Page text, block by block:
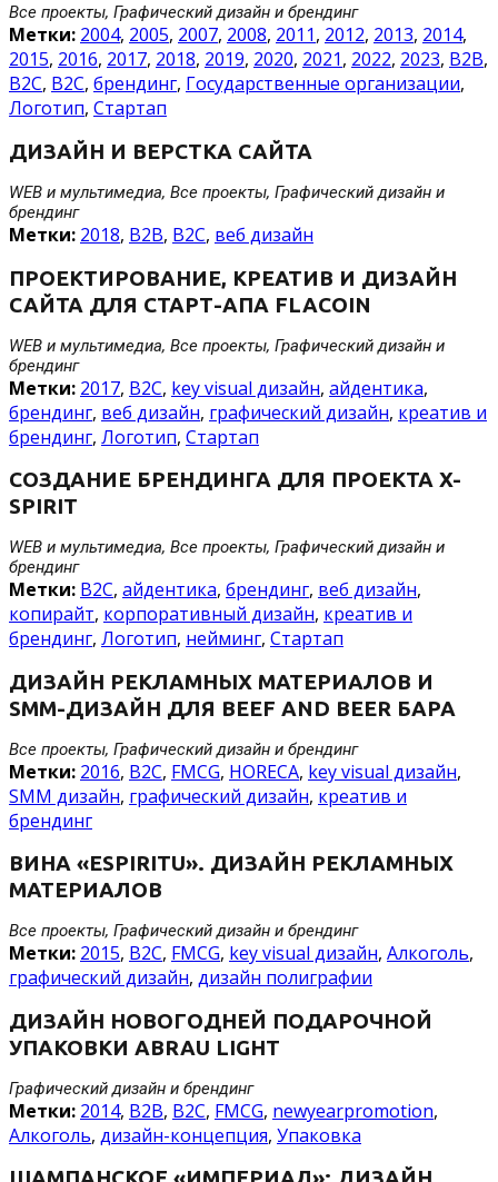
Все проекты, Графический дизайн и брендинг
Метки: 2004, 2005, 2007, 2008, 2011, 2012, 2013, 2014,
2015, 2016, 2017, 2018, 2019, 2020, 2021, 2022, 2023, B2B,
B2C, B2С, брендинг, Государственные организации,
Логотип, Стартап
ДИЗАЙН И ВЕРСТКА САЙТА
WEB и мультимедиа, Все проекты, Графический дизайн и
брендинг
Метки: 2018, B2B, B2C, веб дизайн
ПРОЕКТИРОВАНИЕ, КРЕАТИВ И ДИЗАЙН
САЙТА ДЛЯ СТАРТ-АПА FLACOIN
WEB и мультимедиа, Все проекты, Графический дизайн и
брендинг
Метки: 2017, B2C, key visual дизайн, айдентика,
брендинг, веб дизайн, графический дизайн, креатив и
брендинг, Логотип, Стартап
СОЗДАНИЕ БРЕНДИНГА ДЛЯ ПРОЕКТА X-
SPIRIT
WEB и мультимедиа, Все проекты, Графический дизайн и
брендинг
Метки: B2C, айдентика, брендинг, веб дизайн,
копирайт, корпоративный дизайн, креатив и
брендинг, Логотип, нейминг, Стартап
ДИЗАЙН РЕКЛАМНЫХ МАТЕРИАЛОВ И
SMM-ДИЗАЙН ДЛЯ BEEF AND BEER БАРА
Все проекты, Графический дизайн и брендинг
Метки: 2016, B2C, FMCG, HORECA, key visual дизайн,
SMM дизайн, графический дизайн, креатив и
брендинг
ВИНА «ESPIRITU». ДИЗАЙН РЕКЛАМНЫХ
МАТЕРИАЛОВ
Все проекты, Графический дизайн и брендинг
Метки: 2015, B2C, FMCG, key visual дизайн, Алкоголь,
графический дизайн, дизайн полиграфии
ДИЗАЙН НОВОГОДНЕЙ ПОДАРОЧНОЙ
УПАКОВКИ ABRAU LIGHT
Графический дизайн и брендинг
Метки: 2014, B2B, B2C, FMCG, newyearpromotion,
Алкоголь, дизайн-концепция, Упаковка